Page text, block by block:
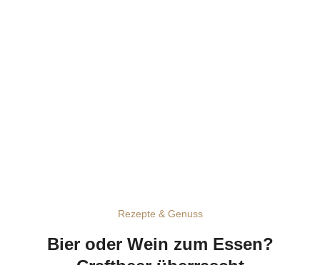
Rezepte & Genuss
Bier oder Wein zum Essen?